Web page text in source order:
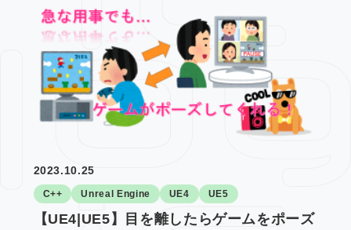
2023.10.25
C++ Unreal Engine UE4 UE5
【UE4|UE5】目を離したらゲームをポーズ